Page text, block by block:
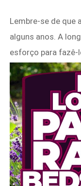
Lembre-se de que
alguns anos. A
esforço para fazê-